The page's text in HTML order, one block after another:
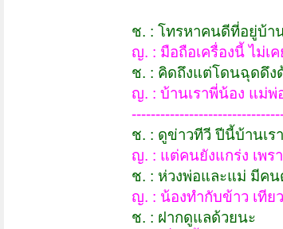
ช. : โทรหาคนดีที่อยู่บ้าน
ญ. : มือถือเครื่องนี้ ไม่เ
ช. : คิดถึงแต่โดนฉุดดึง
ญ. : บ้านเราพี่น้อง แม่พ่
ช. : ดูข่าวทีวี ปีนี้บ้านเร
ญ. : แต่คนยังแกร่ง เพร
ช. : ห่วงพ่อและแม่ มีคน
ญ. : น้องทำกับข้าว เทีย
ช. : ฝากดูแลด้วยนะ